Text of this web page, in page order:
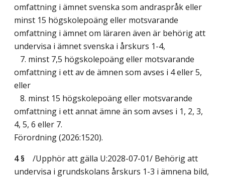
omfattning i ämnet svenska som andraspråk eller
minst 15 högskolepoäng eller motsvarande
omfattning i ämnet om läraren även är behörig att
undervisa i ämnet svenska i årskurs 1-4,
7. minst 7,5 högskolepoäng eller motsvarande
omfattning i ett av de ämnen som avses i 4 eller 5,
eller
8. minst 15 högskolepoäng eller motsvarande
omfattning i ett annat ämne än som avses i 1, 2, 3,
4, 5, 6 eller 7.
Förordning (2026:1520).
4 §
/Upphör att gälla U:2028-07-01/ Behörig att
undervisa i grundskolans årskurs 1-3 i ämnena bild,